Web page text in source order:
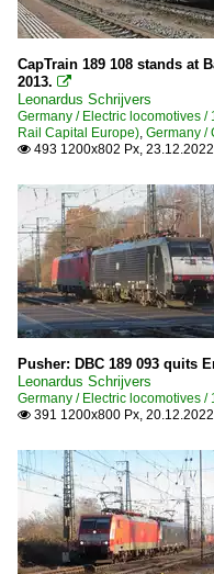
CapTrain 189 108 stands at
2013. 
Leonardus Schrijvers
Germany / Electric locomotives /
Rail Capital Europe) Germany /
 493 1200x802 Px, 23.12.2022
Pusher: DBC 189 093 quits
Leonardus Schrijvers
Germany / Electric locomotives /
 391 1200x800 Px, 20.12.2022